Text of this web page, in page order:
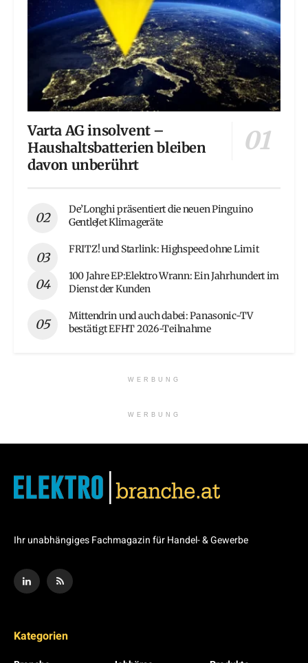
Varta AG insolvent –
Haushaltsbatterien bleiben
davon unberührt
De’Longhi präsentiert die neuen Pinguino
GentleJet Klimageräte
FRITZ! und Starlink: Highspeed ohne Limit
100 Jahre EP:Elektro Wrann: Ein Jahrhundert im
Dienst der Kunden
Mittendrin und auch dabei: Panasonic-TV
bestätigt EFHT 2026-Teilnahme
WERBUNG
WERBUNG
Ihr unabhängiges Fachmagazin für Handel- & Gewerbe
Kategorien